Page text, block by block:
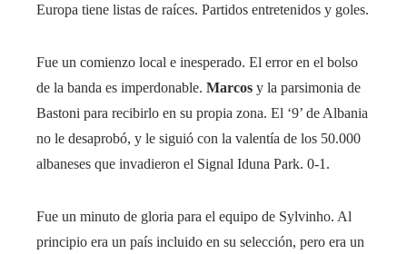
Europa tiene listas de raíces. Partidos entretenidos y goles.
Fue un comienzo local e inesperado. El error en el bolso
de la banda es imperdonable. Marcos y la parsimonia de
Bastoni para recibirlo en su propia zona. El ‘9’ de Albania
no le desaprobó, y le siguió con la valentía de los 50.000
albaneses que invadieron el Signal Iduna Park. 0-1.
Fue un minuto de gloria para el equipo de Sylvinho. Al
principio era un país incluido en su selección, pero era un